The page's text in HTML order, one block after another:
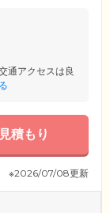
通アクセスは良
積もり
※2026/07/08更新